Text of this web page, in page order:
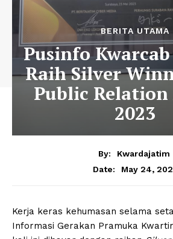
BERITA UTAMA
Pusinfo
Raih Silver
Public Relation
2023
By:
Kwardajatim
Date:
May 24,
Kerja keras kehumasan selama
Informasi Gerakan Pramuka